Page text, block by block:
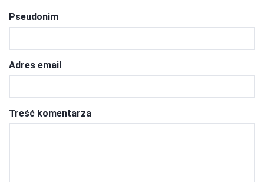
Pseudonim
Adres email
Treść komentarza